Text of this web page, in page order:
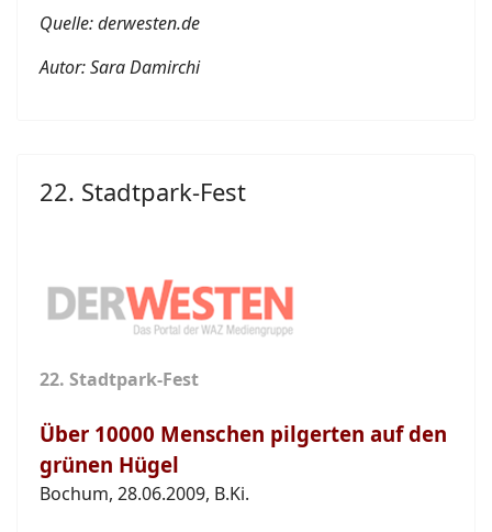
Quelle: derwesten.de
Autor: Sara Damirchi
22. Stadtpark-Fest
22. Stadtpark-Fest
Über 10000 Menschen pilgerten auf den
grünen Hügel
Bochum, 28.06.2009, B.Ki.